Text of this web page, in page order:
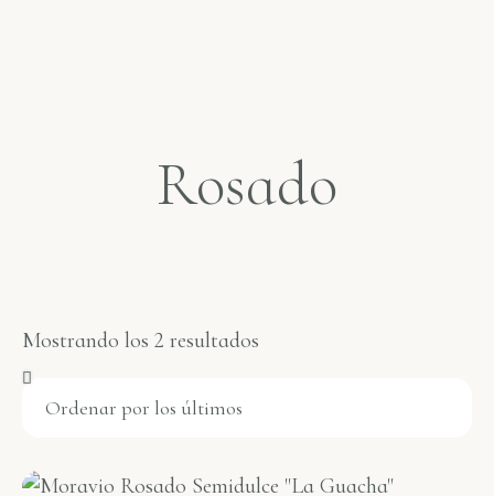
Rosado
Mostrando los 2 resultados